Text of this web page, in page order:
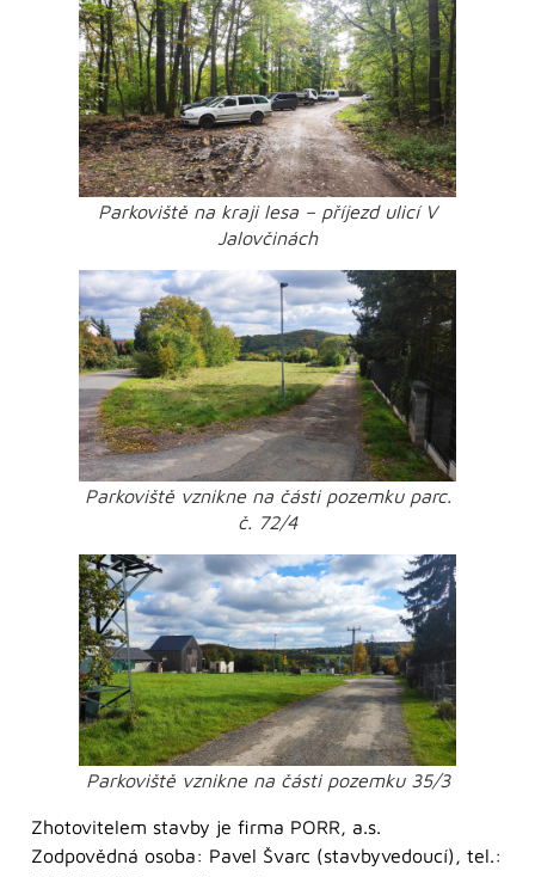
Parkoviště na kraji lesa – příjezd ulicí V
Jalovčinách
Parkoviště vznikne na části pozemku parc.
č. 72/4
Parkoviště vznikne na části pozemku 35/3
Zhotovitelem stavby je firma PORR, a.s.
Zodpovědná osoba: Pavel Švarc (stavbyvedoucí), tel.: